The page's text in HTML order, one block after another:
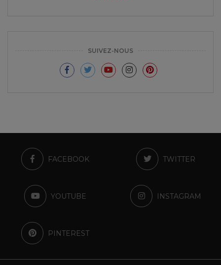
SUIVEZ-NOUS
FACEBOOK TWITTER
YOUTUBE INSTAGRAM
PINTEREST